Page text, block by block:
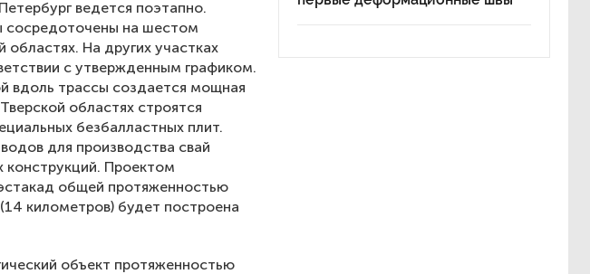
ведется поэтапно.
сосредоточены на шестом
На других участках
с утвержденным графиком.
вдоль трассы создается мощная
областях строятся
безбалластных плит.
для производства свай
конструкций. Проектом
общей протяженностью
километров) будет построена
объект протяженностью